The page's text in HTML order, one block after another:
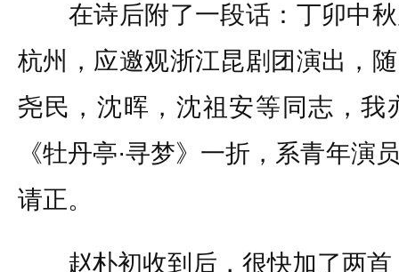
在诗后附了一段话：丁卯中秋
杭州，应邀观浙江昆剧团演出，
尧民，沈晖，沈祖安等同志，我
《牡丹亭·寻梦》一折，系青年演
请正。
赵朴初收到后，很快加了两首